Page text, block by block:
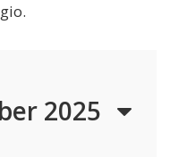
2025